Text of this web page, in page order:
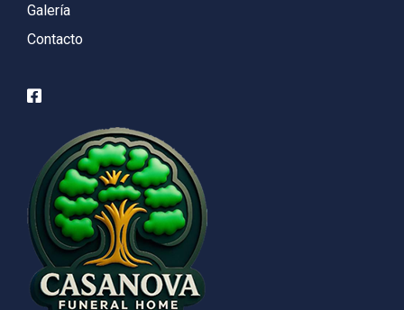
Galería
Contacto